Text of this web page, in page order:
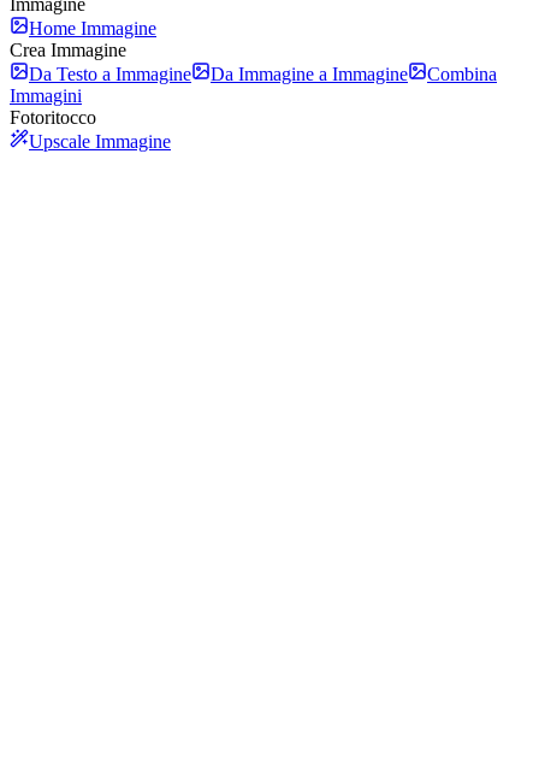
Immagine
Home Immagine
Crea Immagine
Da Testo a Immagine
Da Immagine a Immagine
Combina
Immagini
Fotoritocco
Upscale Immagine